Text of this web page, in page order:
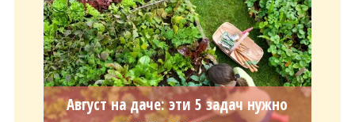
Август на даче: эти 5 задач нужно